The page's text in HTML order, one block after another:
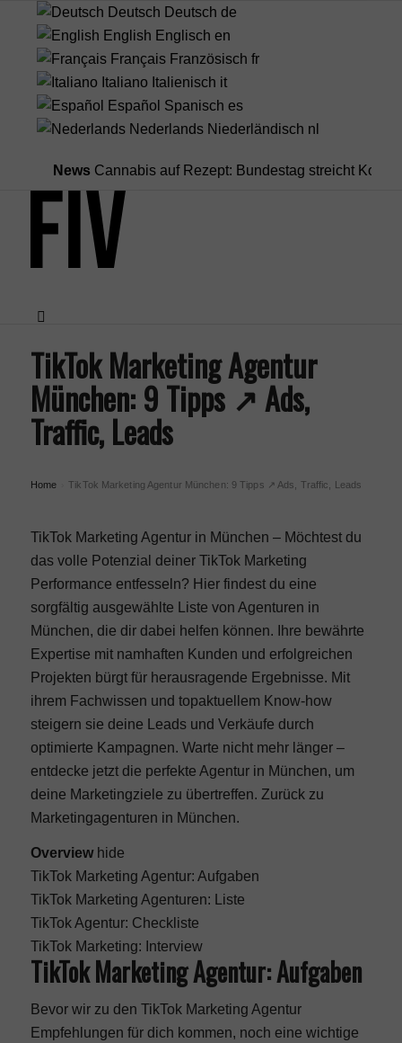
Deutsch Deutsch de
English Englisch en
Français Französisch fr
Italiano Italienisch it
Español Spanisch es
Nederlands Niederländisch nl
Cannabis auf Rezept: Bundestag streicht
Menü
TikTok Marketing Agentur
München: 9 Tipps ↗️ Ads,
Traffic, Leads
Home TikTok Marketing Agentur München: 9 Tipps ↗️ Ads, Traffic, Leads
TikTok Marketing Agentur in München – Möchtest du
das volle Potenzial deiner TikTok Marketing
Performance entfesseln? Hier findest du eine
sorgfältig ausgewählte Liste von Agenturen in
München, die dir dabei helfen können. Ihre bewährte
Expertise mit namhaften Kunden und erfolgreichen
Projekten bürgt für herausragende Ergebnisse. Mit
ihrem Fachwissen und topaktuellem Know-how
steigern sie deine Leads und Verkäufe durch
optimierte Kampagnen. Warte nicht mehr länger –
entdecke jetzt die perfekte Agentur in München, um
deine Marketingziele zu übertreffen. Zurück zu
Marketingagenturen in München.
Overview hide
TikTok Marketing Agentur: Aufgaben
TikTok Marketing Agenturen: Liste
TikTok Agentur: Checkliste
TikTok Marketing: Interview
TikTok Marketing Agentur: Aufgaben
Bevor wir zu den TikTok Marketing Agentur
Empfehlungen für dich kommen, noch eine wichtige